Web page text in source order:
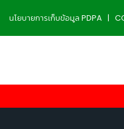
นโยบายการเก็บข้อมูล PDPA |